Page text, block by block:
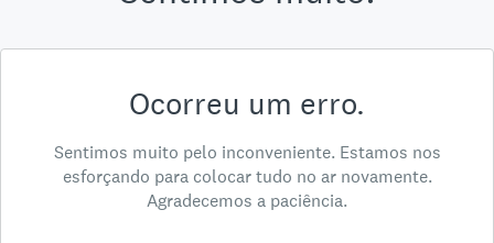
Ocorreu um erro.
Sentimos muito pelo inconveniente. Estamos nos
esforçando para colocar tudo no ar novamente.
Agradecemos a paciência.